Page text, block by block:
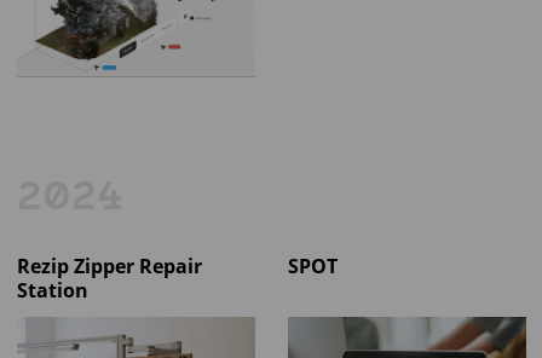
Rezip Zipper Repair
Station
SPOT